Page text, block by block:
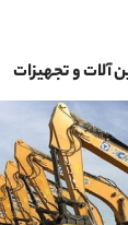
آلات و تجهیزات